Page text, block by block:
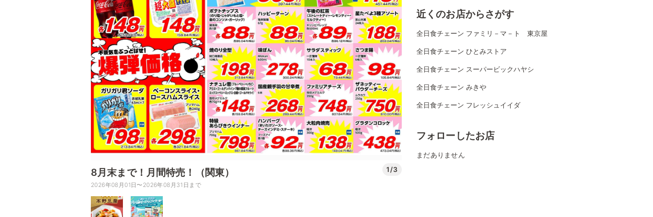
8月末まで！月間特売！（関東） 1/3
2026年08月01日〜2026年08月31日まで
近くのお店からさがす
全日食チェーン ファミリ－マ－ト 東京屋
全日食チェーン ひとみストア
全日食チェーン スーパービックハヤシ
全日食チェーン みきや
全日食チェーン フレッシュイイダ
フォローしたお店
まだありません